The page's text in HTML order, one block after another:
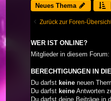
Neues Thema
Zurück zur Foren-
WER IST ONLINE?
Mitglieder in diesem
BERECHTIGUNGEN IN
Du darfst keine neuen
Du darfst keine Antworten
Du darfst deine Beiträge in